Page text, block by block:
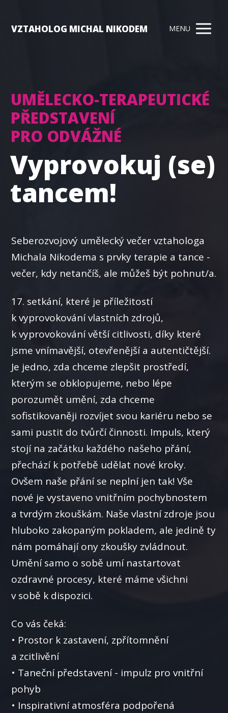
VZTAHOLOG MICHAL NIKODEM MENU
UMĚLECKO-TERAPEUTICKÉ
PŘEDSTAVENÍ
PRO ODVÁŽNÉ
Vyprovokuj (se)
tancem!
Seberozvojový umělecký večer vztahologa
Michala Nikodema s prvky terapie a tance -
večer, kdy netančíš, ale můžeš být pohnut/a.
17. setkání, které je příležitostí
k vyprovokování vlastních zdrojů,
k vyprovokování větší citlivosti, díky které
jsme vnímavější, otevřenější a autentičtější.
Je jedno, zda chceme zlepšit prostředí,
kterým se obklopujeme, nebo lépe
porozumět umění, zda chceme
sofistikovaněji rozvíjet svou kariéru nebo se
sami pustit do tvůrčí činnosti. Impuls, který
stojí na začátku každého našeho přání,
přechází k potřebě udělat nové kroky.
Ovšem naše přání se neplní jen tak! Vše
nové je vystaveno vnitřním pochybnostem
a tvrdým zkouškám. Naše vlastní zdroje jsou
hluboko zakopaným pokladem, ale jedině ty
nám pomáhají ony zkoušky zvládnout.
Umění samo o sobě umí nastartovat
ozdravné procesy, které máme všichni
v sobě k dispozici.
Co vás čeká:
• Prostor k zastavení, zpřítomnění
a zcitlivění
• Taneční představení - impulz pro vnitřní
pohyb
• Inspirativní atmosféra podpořená